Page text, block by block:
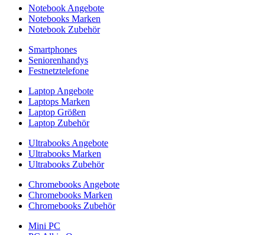
Notebook Angebote
Notebooks Marken
Notebook Zubehör
Smartphones
Seniorenhandys
Festnetztelefone
Laptop Angebote
Laptops Marken
Laptop Größen
Laptop Zubehör
Ultrabooks Angebote
Ultrabooks Marken
Ultrabooks Zubehör
Chromebooks Angebote
Chromebooks Marken
Chromebooks Zubehör
Mini PC